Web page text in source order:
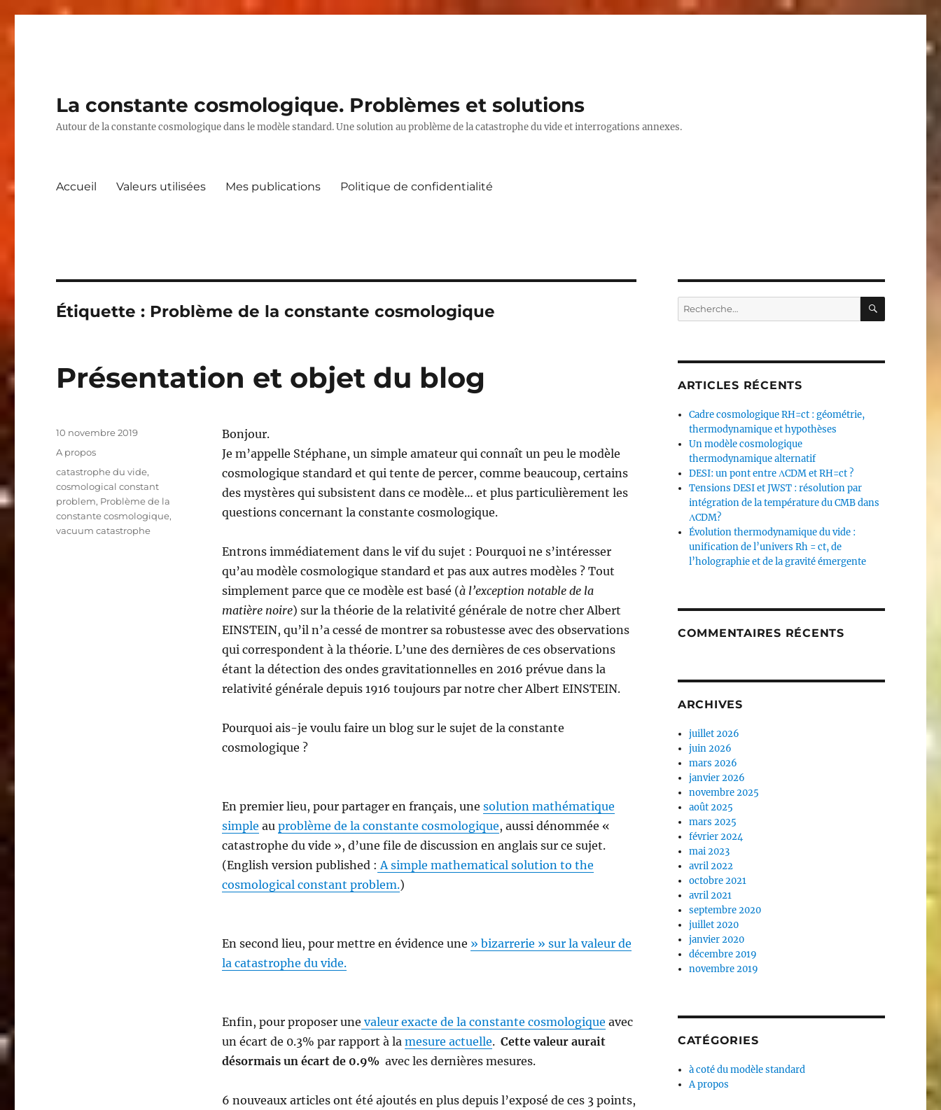
La constante cosmologique. Problèmes et solutions
Autour de la constante cosmologique dans le modèle standard. Une solution au problème de la catastrophe du vide et interrogations annexes.
Accueil Valeurs utilisées Mes publications Politique de confidentialité
Étiquette : Problème de la constante cosmologique
Présentation et objet du blog
Bonjour.
Je m’appelle Stéphane, un simple amateur qui connaît un peu le modèle
cosmologique standard et qui tente de percer, comme beaucoup, certains
des mystères qui subsistent dans ce modèle… et plus particulièrement les
questions concernant la constante cosmologique.
Entrons immédiatement dans le vif du sujet : Pourquoi ne s’intéresser
qu’au modèle cosmologique standard et pas aux autres modèles ? Tout
simplement parce que ce modèle est basé (à l’exception notable de la
matière noire) sur la théorie de la relativité générale de notre cher Albert
EINSTEIN, qu’il n’a cessé de montrer sa robustesse avec des observations
qui correspondent à la théorie. L’une des dernières de ces observations
étant la détection des ondes gravitationnelles en 2016 prévue dans la
relativité générale depuis 1916 toujours par notre cher Albert EINSTEIN.
Pourquoi ais-je voulu faire un blog sur le sujet de la constante
cosmologique ?
En premier lieu, pour partager en français, une solution mathématique
simple au problème de la constante cosmologique, aussi dénommée «
catastrophe du vide », d’une file de discussion en anglais sur ce sujet.
(English version published : A simple mathematical solution to the
cosmological constant problem.)
En second lieu, pour mettre en évidence une » bizarrerie » sur la valeur de
la catastrophe du vide.
Enfin, pour proposer une valeur exacte de la constante cosmologique avec
un écart de 0.3% par rapport à la mesure actuelle. Cette valeur aurait
désormais un écart de 0.9% avec les dernières mesures.
6 nouveaux articles ont été ajoutés en plus depuis l’exposé de ces 3 points,
Publié
10 novembre 2019
Catégories
A propos
Étiquettes
catastrophe du vide,
cosmological constant
problem, Problème de la
constante cosmologique,
vacuum catastrophe
Recherche
pour :
ARTICLES RÉCENTS
Cadre cosmologique RH=ct : géométrie,
thermodynamique et hypothèses
Un modèle cosmologique
thermodynamique alternatif
DESI: un pont entre ΛCDM et RH=ct ?
Tensions DESI et JWST : résolution par
intégration de la température du CMB dans
ΛCDM?
Évolution thermodynamique du vide :
unification de l’univers Rh = ct, de
l’holographie et de la gravité émergente
COMMENTAIRES RÉCENTS
ARCHIVES
juillet 2026
juin 2026
mars 2026
janvier 2026
novembre 2025
août 2025
mars 2025
février 2024
mai 2023
avril 2022
octobre 2021
avril 2021
septembre 2020
juillet 2020
janvier 2020
décembre 2019
novembre 2019
CATÉGORIES
à coté du modèle standard
A propos